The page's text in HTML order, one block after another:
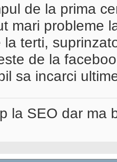
de la prima
mari probleme
la terti,
de la
sa incarci
la SEO dar ma